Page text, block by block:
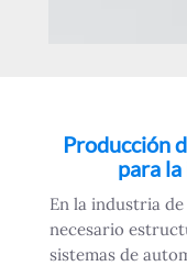
Producción
para
En la industria
necesario
sistemas de